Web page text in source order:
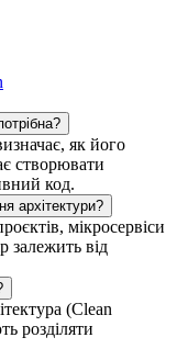
як його
створювати
код.
архітектури?
мікросервіси
залежить від
(Clean
розділяти